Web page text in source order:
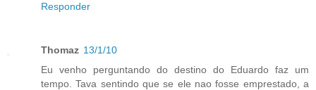
Responder
Thomaz 13/1/10
Eu venho perguntando do destino do Eduardo faz um
tempo. Tava sentindo que se ele nao fosse emprestado, a